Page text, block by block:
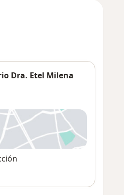
Dra. Etel Milena
pestaña